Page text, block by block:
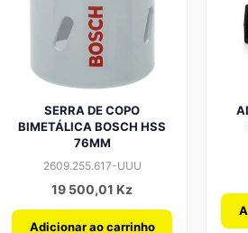
SERRA DE COPO
BIMETÁLICA BOSCH HSS
76MM
2609.255.617-UUU
19 500,01 Kz
Adicionar ao carrinho